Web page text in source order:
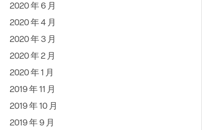
2020 年 6 月
2020 年 4 月
2020 年 3 月
2020 年 2 月
2020 年 1 月
2019 年 11 月
2019 年 10 月
2019 年 9 月